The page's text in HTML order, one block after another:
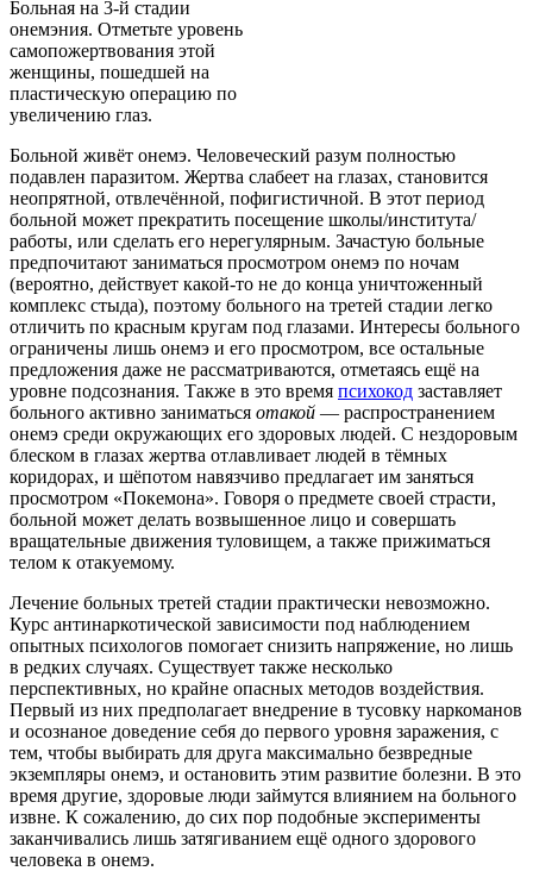
Больная на 3-й стадии
онемэния. Отметьте уровень
самопожертвования этой
женщины, пошедшей на
пластическую операцию по
увеличению глаз.
Больной живёт онемэ. Человеческий разум полностью
подавлен паразитом. Жертва слабеет на глазах, становится
неопрятной, отвлечённой, пофигистичной. В этот период
больной может прекратить посещение школы/института/
работы, или сделать его нерегулярным. Зачастую больные
предпочитают заниматься просмотром онемэ по ночам
(вероятно, действует какой-то не до конца уничтоженный
комплекс стыда), поэтому больного на третей стадии легко
отличить по красным кругам под глазами. Интересы больного
ограничены лишь онемэ и его просмотром, все остальные
предложения даже не рассматриваются, отметаясь ещё на
уровне подсознания. Также в это время психокод заставляет
больного активно заниматься отакой — распространением
онемэ среди окружающих его здоровых людей. С нездоровым
блеском в глазах жертва отлавливает людей в тёмных
коридорах, и шёпотом навязчиво предлагает им заняться
просмотром «Покемона». Говоря о предмете своей страсти,
больной может делать возвышенное лицо и совершать
вращательные движения туловищем, а также прижиматься
телом к отакуемому.
Лечение больных третей стадии практически невозможно.
Курс антинаркотической зависимости под наблюдением
опытных психологов помогает снизить напряжение, но лишь
в редких случаях. Существует также несколько
перспективных, но крайне опасных методов воздействия.
Первый из них предполагает внедрение в тусовку наркоманов
и осознаное доведение себя до первого уровня заражения, с
тем, чтобы выбирать для друга максимально безвредные
экземпляры онемэ, и остановить этим развитие болезни. В это
время другие, здоровые люди займутся влиянием на больного
извне. К сожалению, до сих пор подобные эксперименты
заканчивались лишь затягиванием ещё одного здорового
человека в онемэ.